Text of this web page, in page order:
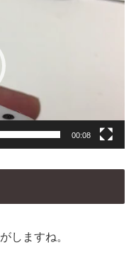
00:08
しますね。